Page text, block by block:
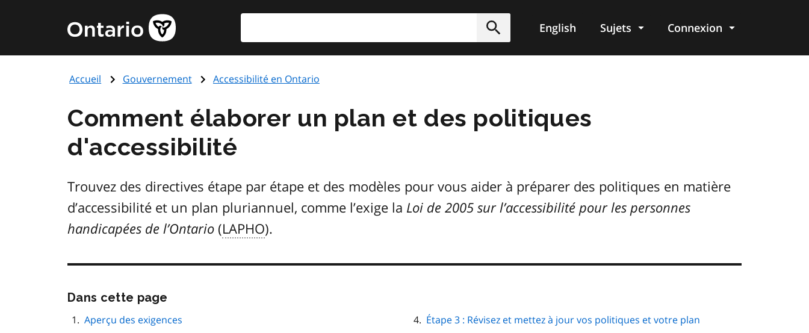
principal
Page
d'accueil
de
Soumettre
English Sujets Connexion
Accueil Gouvernement Accessibilité en Ontario
Comment élaborer un plan et des politiques
d'accessibilité
Trouvez des directives étape par étape et des modèles pour vous aider à préparer des politiques en matière
d’accessibilité et un plan pluriannuel, comme l’exige la Loi de 2005 sur l’accessibilité pour les personnes
handicapées de l’Ontario (LAPHO).
Dans cette page
navigation
Aperçu des exigences
Étape 3 : Révisez et mettez à jour vos politiques et votre plan